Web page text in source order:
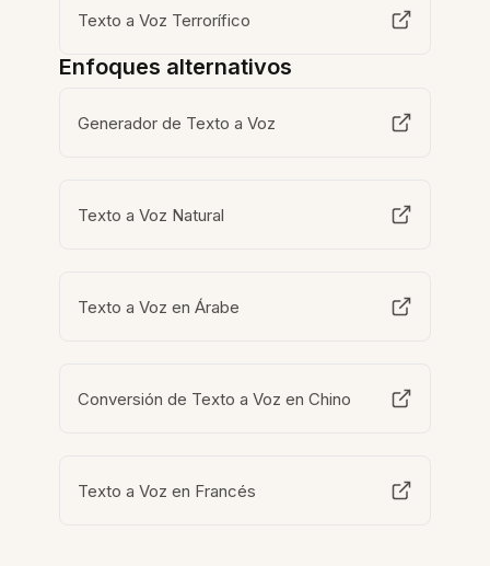
Texto a Voz Terrorífico
Enfoques alternativos
Generador de Texto a Voz
Texto a Voz Natural
Texto a Voz en Árabe
Conversión de Texto a Voz en Chino
Texto a Voz en Francés